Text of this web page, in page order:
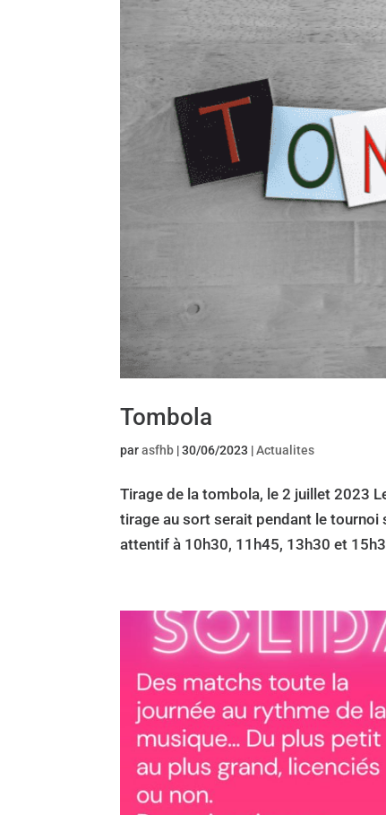
Tombola
parasfhb |30/06/2023 |Actualites
Tirage de la tombola, le 2 juillet 2023
tirage au sort serait pendant le
attentif à 10h30, 11h45, 13h30 et